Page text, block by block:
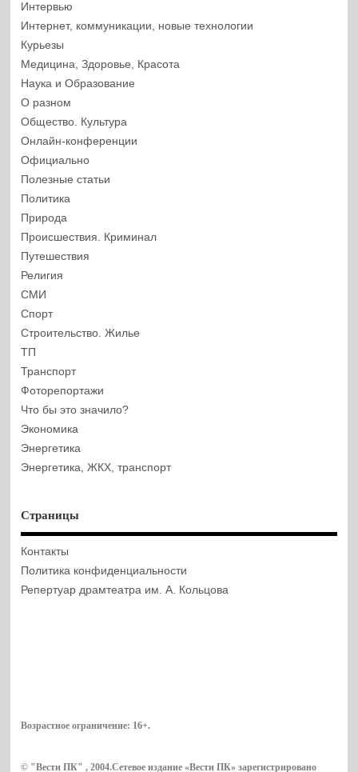
Интервью
Интернет, коммуникации, новые технологии
Курьезы
Медицина, Здоровье, Красота
Наука и Образование
О разном
Общество. Культура
Онлайн-конференции
Официально
Полезные статьи
Политика
Природа
Происшествия. Криминал
Путешествия
Религия
СМИ
Спорт
Строительство. Жилье
ТП
Транспорт
Фоторепортажи
Что бы это значило?
Экономика
Энергетика
Энергетика, ЖКХ, транспорт
Страницы
Контакты
Политика конфиденциальности
Репертуар драмтеатра им. А. Кольцова
Возрастное ограничение: 16+.
© "Вести ПК" , 2004.Сетевое издание «Вести ПК» зарегистрировано